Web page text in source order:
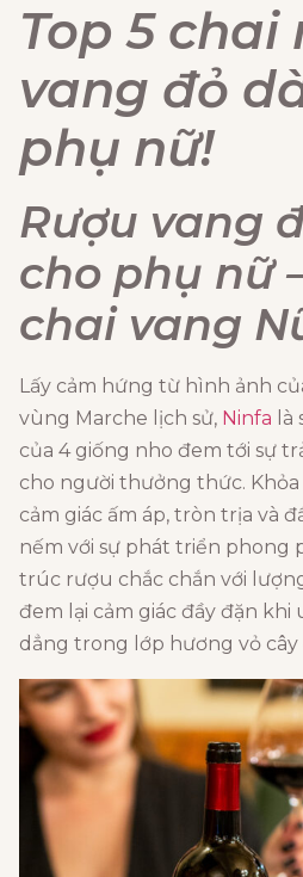
Top 5 chai
vang đỏ
phụ nữ!
Rượu vang
cho phụ nữ
chai vang
Lấy cảm hứng từ hình ảnh
vùng Marche lịch sử, Ninfa
của 4 giống nho đem tới sự
cho người thưởng thức.
cảm giác ấm áp, tròn trịa và
nếm với sự phát triển phong
trúc rượu chắc chắn với
đem lại cảm giác đầy đặn khi
dẳng trong lớp hương vỏ cây